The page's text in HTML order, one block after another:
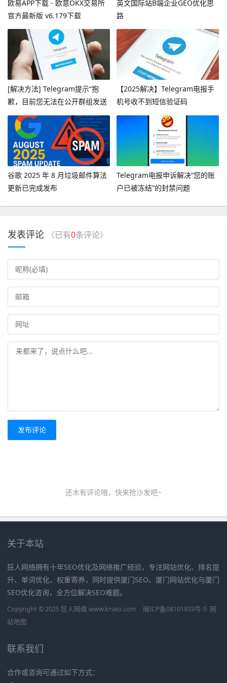
欧易APP下载 - 欧意OKX交易所
官方最新版 v6.179下载
英文国际站B端企业GEO优化思
路
[解决方法] Telegram提示“抱
歉，目前您无法在公开群组发送
消息”
【2025解决】Telegram电报手
机号收不到短信验证码
谷歌 2025 年 8 月垃圾邮件算法
更新已完成发布
Telegram电报申诉解决“您的账
户已被冻结”的封禁问题
发表评论 （已有0条评论）
发布评论
还木有评论哦，快来抢沙发吧~
关于本站
狂人网络拥有十年SEO优化及网络推广经验，专注网站优化、排名提
升、单词优化、权重寄养，同时提供厦门SEO、厦门网站优化与厦门
SEO优化咨询，全方位解决SEO难题。
Copyright © 2025 狂人网络 www.krseo.com 闽ICP备08101933号-5 网
站地图
联系我们
合作或咨询可通过如下方式：